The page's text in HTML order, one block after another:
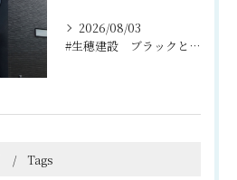
2026/08/03
#生穂建設 ブラックとグレーのコントラストがスタイリッシュな...
Tags